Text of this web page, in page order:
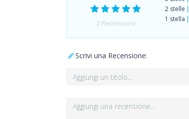
2 Recensioni
2 stelle
1 stella
Scrivi una Recensione: